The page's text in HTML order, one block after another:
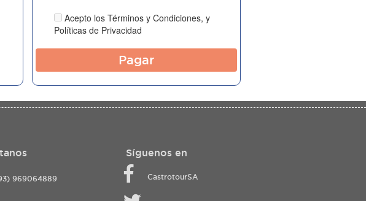
Acepto los Términos y Condiciones, y
Políticas de Privacidad
Pagar
969064889
Síguenos en
CastrotourSA